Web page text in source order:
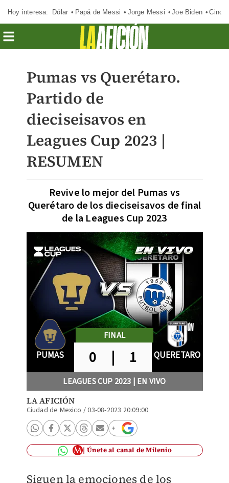
Hoy interesa: Dólar Papá de Messi Jorge Messi Joe Biden
Pumas vs Querétaro.
Partido de
dieciseisavos en
Leagues Cup 2023 |
RESUMEN
Revive lo mejor del Pumas vs
Querétaro de los dieciseisavos de final
de la Leagues Cup 2023
FINAL
PUMAS 0 | 1 QUERÉTARO
LEAGUES CUP 2023 | EN VIVO
LA AFICIÓN
Ciudad de Mexico /03-08-2023 20:09:00
Únete al canal de Milenio
Siguen la emociones de los